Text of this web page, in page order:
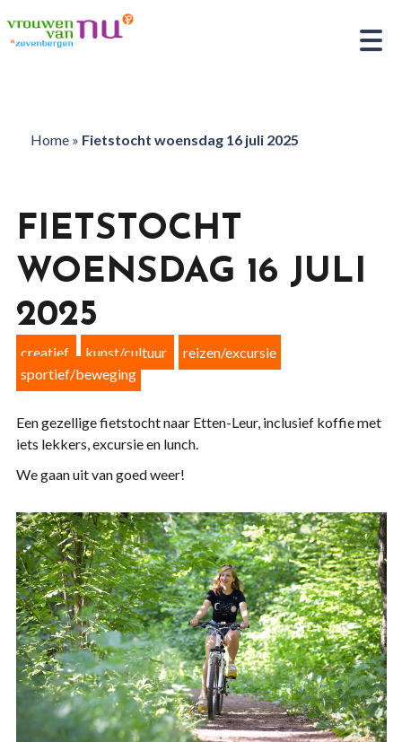
Home» Fietstocht woensdag 16 juli 2025
FIETSTOCHT
WOENSDAG 16 JULI
2025
creatief kunst/cultuur
reizen/excursie
sportief/beweging
Een gezellige fietstocht naar Etten-Leur, inclusief koffie met
iets lekkers, excursie en lunch.
We gaan uit van goed weer!